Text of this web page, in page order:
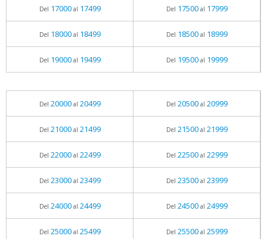
Del 17000al 17499 Del 17500al 17999
Del 18000al 18499 Del 18500al 18999
Del 19000al 19499 Del 19500al 19999
Del 20000al 20499 Del 20500al 20999
Del 21000al 21499 Del 21500al 21999
Del 22000al 22499 Del 22500al 22999
Del 23000al 23499 Del 23500al 23999
Del 24000al 24499 Del 24500al 24999
Del 25000al 25499 Del 25500al 25999